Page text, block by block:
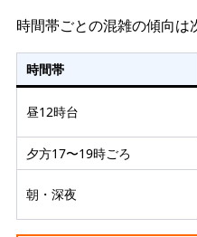
時間帯ごとの混雑の傾向は
時間帯
昼12時台
夕方17〜19時ごろ
朝・深夜